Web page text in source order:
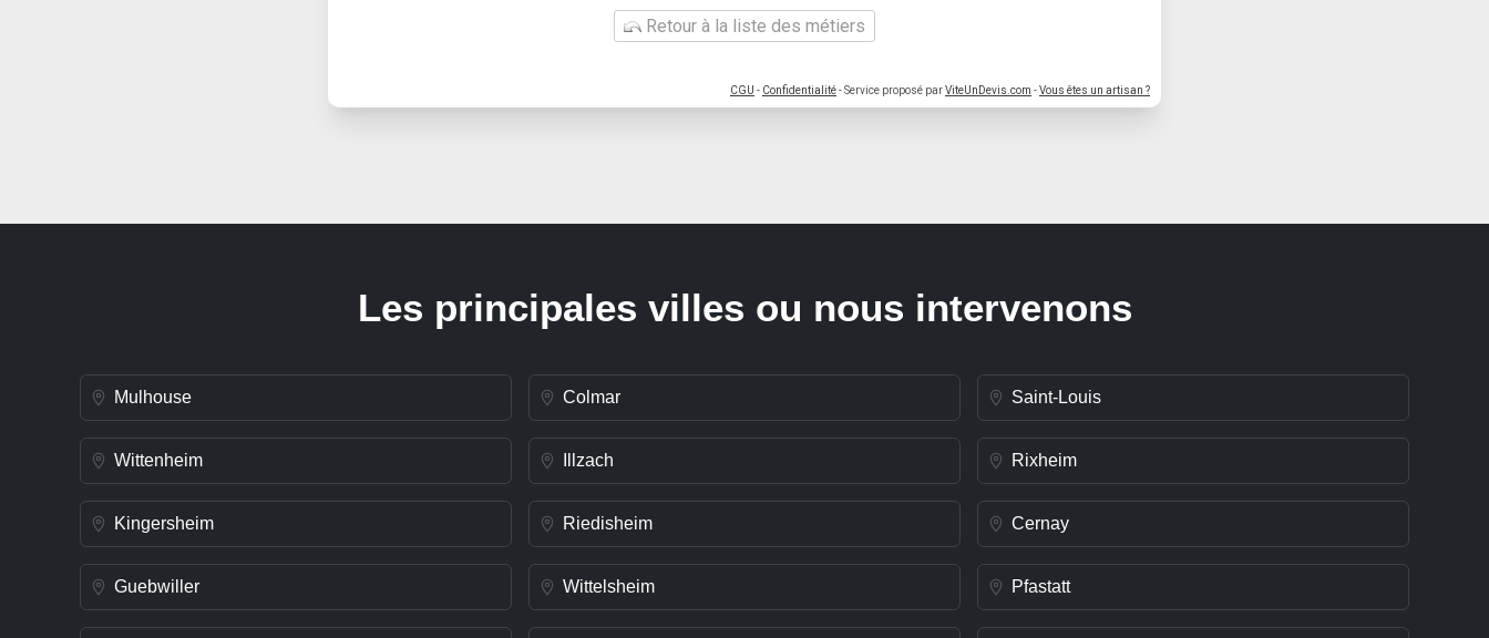
Retour à la liste des métiers
CGU - Confidentialité- Service proposé parViteUnDevis.com -Vous êtes un artisan ?
Les principales villes ou nous intervenons
Mulhouse Colmar Saint-Louis
Wittenheim Illzach Rixheim
Kingersheim Riedisheim Cernay
Guebwiller Wittelsheim Pfastatt